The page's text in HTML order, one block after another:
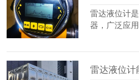
雷达液位计
器，广泛应